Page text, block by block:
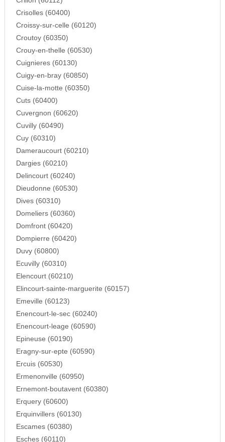
Crisolles (60400)
Croissy-sur-celle (60120)
Croutoy (60350)
Crouy-en-thelle (60530)
Cuignieres (60130)
Cuigy-en-bray (60850)
Cuise-la-motte (60350)
Cuts (60400)
Cuvergnon (60620)
Cuvilly (60490)
Cuy (60310)
Dameraucourt (60210)
Dargies (60210)
Delincourt (60240)
Dieudonne (60530)
Dives (60310)
Domeliers (60360)
Domfront (60420)
Dompierre (60420)
Duvy (60800)
Ecuvilly (60310)
Elencourt (60210)
Elincourt-sainte-marguerite (60157)
Emeville (60123)
Enencourt-le-sec (60240)
Enencourt-leage (60590)
Epineuse (60190)
Eragny-sur-epte (60590)
Ercuis (60530)
Ermenonville (60950)
Ernemont-boutavent (60380)
Erquery (60600)
Erquinvillers (60130)
Escames (60380)
Esches (60110)